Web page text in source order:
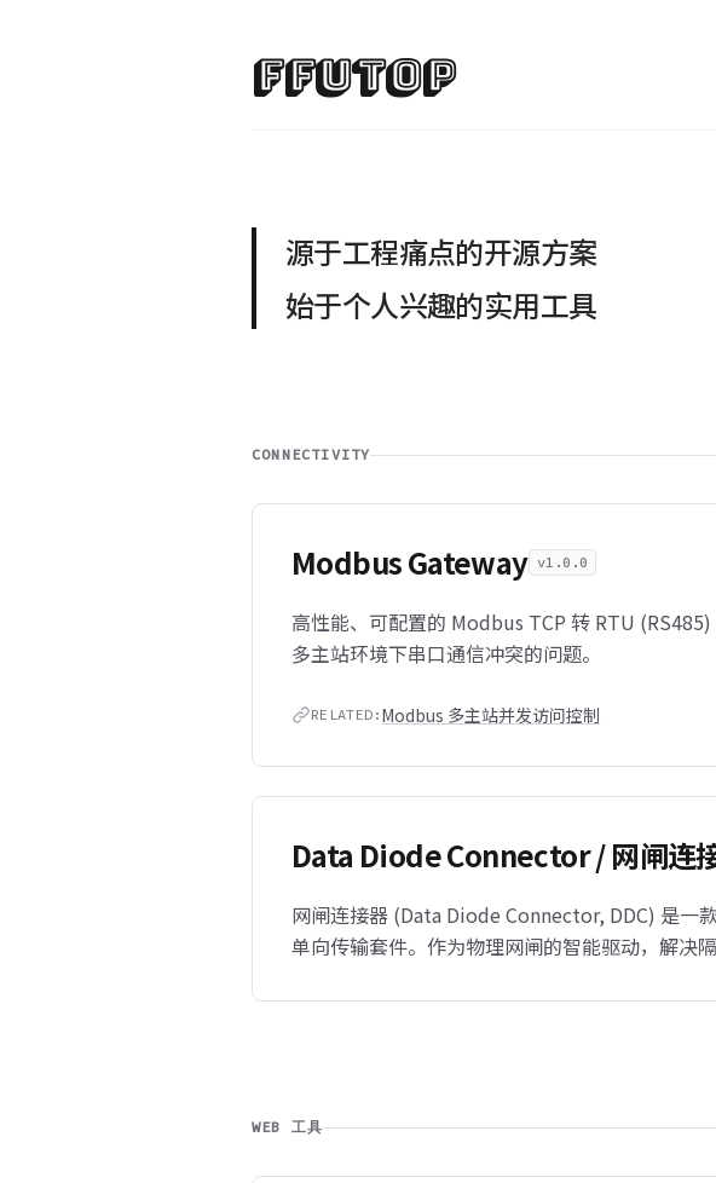
FFUTOP
源于工程痛点的开源方案
始于个人兴趣的实用工具
CONNECTIVITY
Modbus Gateway v1.0.0
高性能、可配置的 Modbus TCP 转 RTU
多主站环境下串口通信冲突的问题。
RELATED: Modbus 多主站并发访问控制
Data Diode Connector / 网闸连
网闸连接器 (Data Diode Connector, DDC) 是一
单向传输套件。作为物理网闸的智能驱动，解决
WEB 工具